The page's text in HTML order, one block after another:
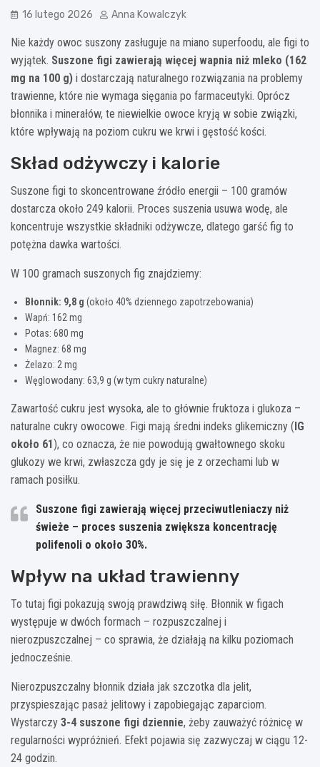
16 lutego 2026 Anna Kowalczyk
Nie każdy owoc suszony zasługuje na miano superfoodu, ale figi to
wyjątek. Suszone figi zawierają więcej wapnia niż mleko (162
mg na 100 g) i dostarczają naturalnego rozwiązania na problemy
trawienne, które nie wymaga sięgania po farmaceutyki. Oprócz
błonnika i minerałów, te niewielkie owoce kryją w sobie związki,
które wpływają na poziom cukru we krwi i gęstość kości.
Skład odżywczy i kalorie
Suszone figi to skoncentrowane źródło energii – 100 gramów
dostarcza około 249 kalorii. Proces suszenia usuwa wodę, ale
koncentruje wszystkie składniki odżywcze, dlatego garść fig to
potężna dawka wartości.
W 100 gramach suszonych fig znajdziemy:
Błonnik: 9,8 g (około 40% dziennego zapotrzebowania)
Wapń: 162 mg
Potas: 680 mg
Magnez: 68 mg
Żelazo: 2 mg
Węglowodany: 63,9 g (w tym cukry naturalne)
Zawartość cukru jest wysoka, ale to głównie fruktoza i glukoza –
naturalne cukry owocowe. Figi mają średni indeks glikemiczny (IG
około 61), co oznacza, że nie powodują gwałtownego skoku
glukozy we krwi, zwłaszcza gdy je się je z orzechami lub w
ramach posiłku.
Suszone figi zawierają więcej przeciwutleniaczy niż
świeże – proces suszenia zwiększa koncentrację
polifenoli o około 30%.
Wpływ na układ trawienny
To tutaj figi pokazują swoją prawdziwą siłę. Błonnik w figach
występuje w dwóch formach – rozpuszczalnej i
nierozpuszczalnej – co sprawia, że działają na kilku poziomach
jednocześnie.
Nierozpuszczalny błonnik działa jak szczotka dla jelit,
przyspieszając pasaż jelitowy i zapobiegając zaparciom.
Wystarczy 3-4 suszone figi dziennie, żeby zauważyć różnicę w
regularności wypróżnień. Efekt pojawia się zazwyczaj w ciągu 12-
24 godzin.